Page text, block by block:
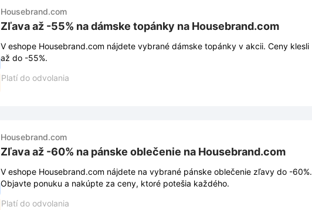
Housebrand.com
Zľava až -55% na dámske topánky na Housebrand.com
V eshope Housebrand.com nájdete vybrané dámske topánky v akcii. Ceny klesli
až do -55%.
Platí do odvolania
Housebrand.com
Zľava až -60% na pánske oblečenie na Housebrand.com
V eshope Housebrand.com nájdete na vybrané pánske oblečenie zľavy do -60%.
Objavte ponuku a nakúpte za ceny, ktoré potešia každého.
Platí do odvolania